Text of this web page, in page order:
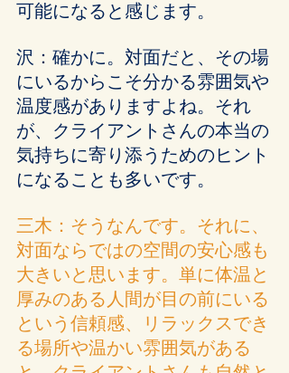
可能になると感じます。
沢：確かに。対面だと、その場
にいるからこそ分かる雰囲気や
温度感がありますよね。それ
が、クライアントさんの本当の
気持ちに寄り添うためのヒント
になることも多いです。
三木：そうなんです。それに、
対面ならではの空間の安心感も
大きいと思います。単に体温と
厚みのある人間が目の前にいる
という信頼感、リラックスでき
る場所や温かい雰囲気がある